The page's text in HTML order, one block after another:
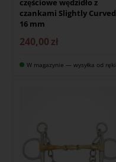
częściowe wędzidło z
czankami Slightly Curved
16 mm
240,00 zł
W magazynie — wysyłka od ręki